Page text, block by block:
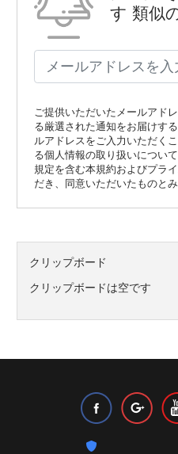
す 類似
ご提供いただいたメールアド
る厳選された通知をお届けす
ルアドレスをご入力いただく
る個人情報の取り扱いについ
規定を含む本規約およびプラ
だき、同意いただいたものとみ
クリップボード
クリップボードは空です